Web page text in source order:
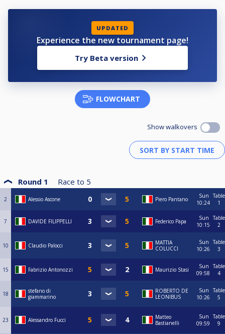
UPDATED
Experience the new tournament page!
Try Beta version
FLOWCHART
Show walkovers
Round 1 Race to 5
2 Alessio Ascone Piero Pantano
Sun
10:24
Table
1
7 DAVIDE FILIPPELLI Federico Papa
Sun
10:15
Table
2
10 Claudio Palocci
MATTIA
COLUCCI
Sun
10:26
Table
3
15 Fabrizio Antonozzi Maurizio Stasi
Sun
09:58
Table
4
18
stefano di
giammarino
ROBERTO DE
LEONIBUS
Sun
10:26
Table
5
23 Alessandro Fucci
Matteo
Bastianelli
Sun
09:59
Table
9